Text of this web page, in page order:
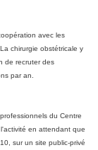
avec les
chirurgie obstétricale y
de recruter des
par an.
du Centre
en attendant que
sur un site public-privé